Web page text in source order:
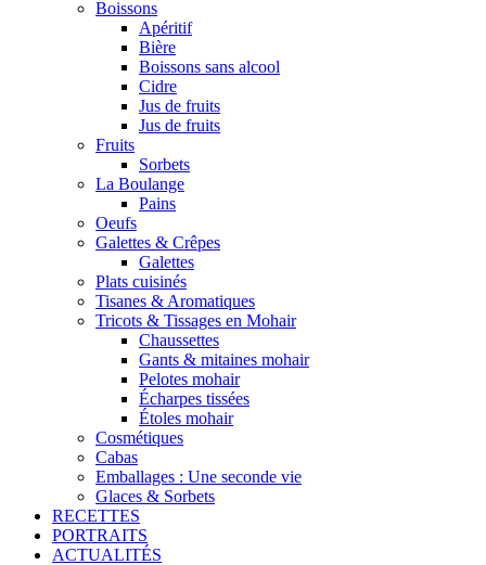
Boissons
Apéritif
Bière
Boissons sans alcool
Cidre
Jus de fruits
Jus de fruits
Fruits
Sorbets
La Boulange
Pains
Oeufs
Galettes & Crêpes
Galettes
Plats cuisinés
Tisanes & Aromatiques
Tricots & Tissages en Mohair
Chaussettes
Gants & mitaines mohair
Pelotes mohair
Écharpes tissées
Étoles mohair
Cosmétiques
Cabas
Emballages : Une seconde vie
Glaces & Sorbets
RECETTES
PORTRAITS
ACTUALITÉS